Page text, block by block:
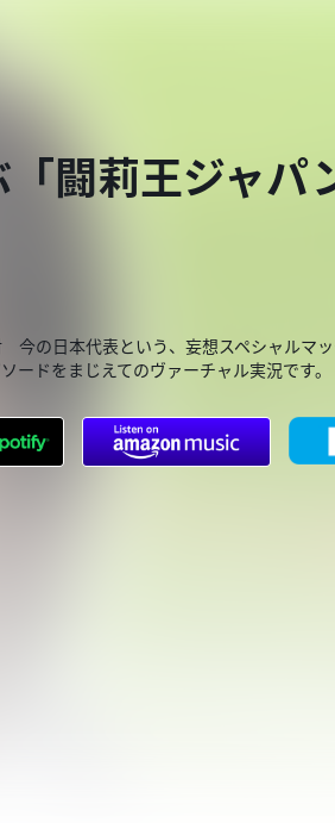
「闘莉王ジャ
の日本代表という、妄想スペシャルマ
ードをまじえてのヴァーチャル実況です。